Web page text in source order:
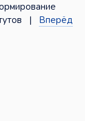
| Вперёд